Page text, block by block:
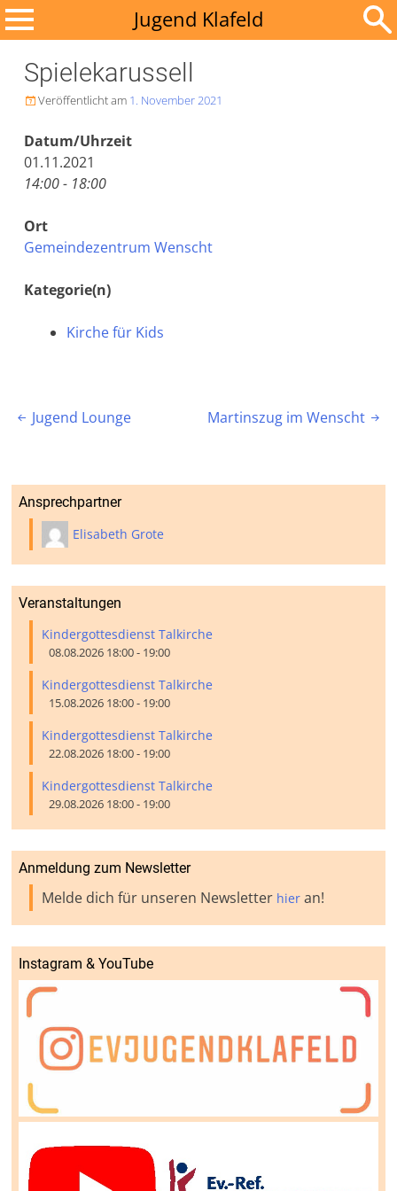
Zum
Inhalt
Jugend Klafeld
nach:Spielekarussell
Veröffentlicht am 1. November 2021
Datum/Uhrzeit
01.11.2021
14:00 - 18:00
Ort
Gemeindezentrum Wenscht
Kategorie(n)
Kirche für Kids
Beitragsnavigation
 Jugend Lounge Martinszug im Wenscht 
Ansprechpartner
Elisabeth Grote
Veranstaltungen
Kindergottesdienst Talkirche
08.08.2026 18:00 - 19:00
Kindergottesdienst Talkirche
15.08.2026 18:00 - 19:00
Kindergottesdienst Talkirche
22.08.2026 18:00 - 19:00
Kindergottesdienst Talkirche
29.08.2026 18:00 - 19:00
Anmeldung zum Newsletter
Melde dich für unseren Newsletter hier an!
Instagram & YouTube